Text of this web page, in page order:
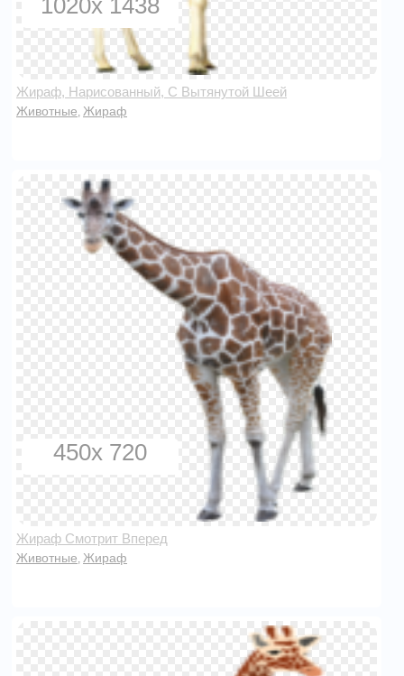
Жираф, Нарисованный, С Вытянутой Шеей
Животные Жираф
450x 720
Жираф Смотрит Вперед
Животные Жираф